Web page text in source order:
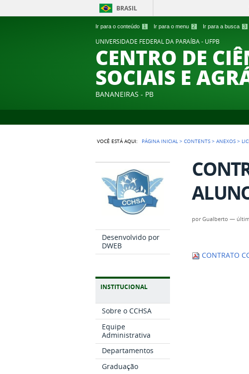
Ir para o conteúdo 1 Ir para o menu 2 Ir para a busca 3
BRASIL
UNIVERSIDADE FEDERAL DA PARAÍBA - UFPB
CENTRO DE
SOCIAIS E
BANANEIRAS - PB
VOCÊ ESTÁ AQUI: PÁGINA INICIAL >CONTENTS >ANEXOS >
Desenvolvido por
DWEB
INSTITUCIONAL
Sobre o CCHSA
Equipe
Administrativa
Departamentos
Graduação
porGualberto —
CONTRATO